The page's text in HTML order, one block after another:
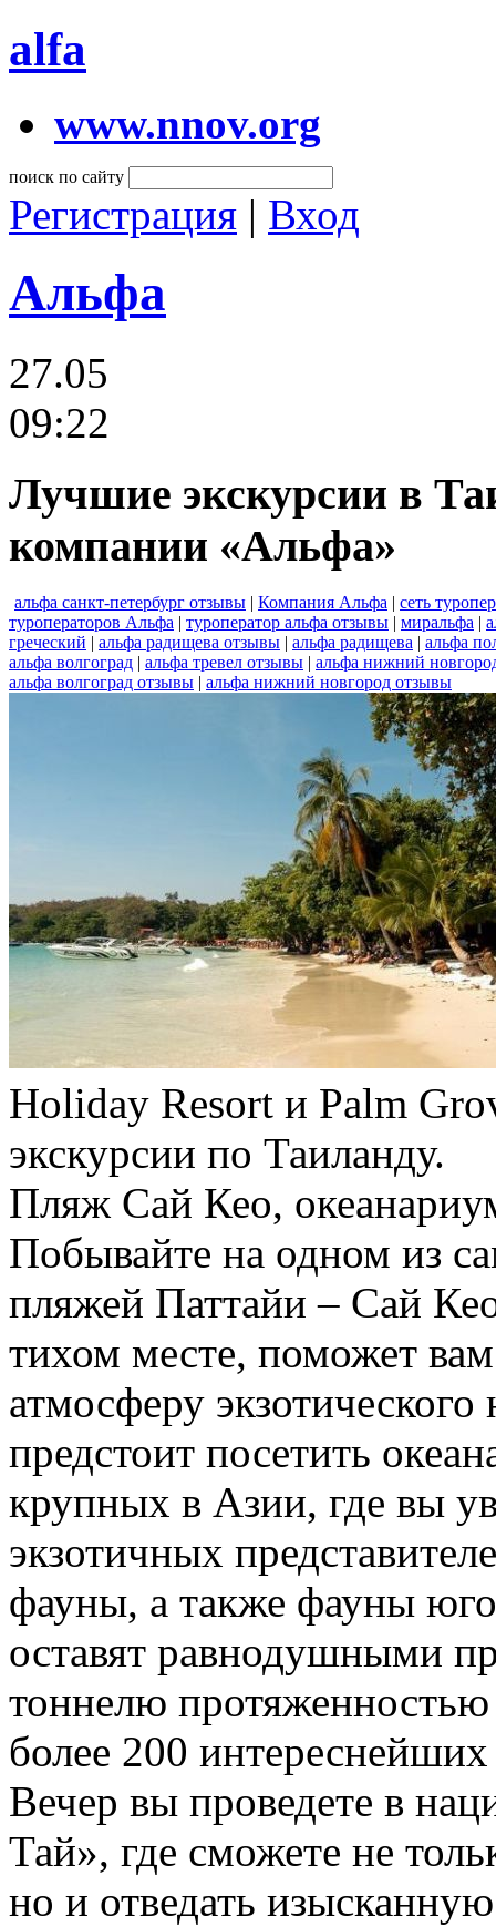
alfa
www.nnov.org
поиск по сайту
Регистрация | Вход
Альфа
27.05
09:22
Лучшие экскурсии в
компании «Альфа»
альфа санкт-петербург отзывы | Компания Альфа | сеть
туроператоров Альфа | туроператор альфа отзывы | миральфа |
греческий | альфа радищева отзывы | альфа радищева | альфа
альфа волгоград | альфа тревел отзывы | альфа нижний
альфа волгоград отзывы | альфа нижний новгород отзывы
Holiday Resort и Palm
экскурсии по Таиланду.
Пляж Сай Кео,
Побывайте на одном из
пляжей Паттайи – Сай
тихом месте, поможет
атмосферу
предстоит посетить
крупных в Азии, где вы
экзотичных
фауны, а также фауны
оставят равнодушными
тоннелю
более 200
Вечер вы проведете в
Тай», где сможете не
но и отведать